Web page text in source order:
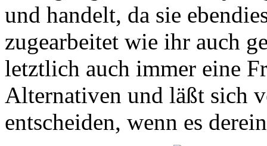
und handelt, da sie
zugearbeitet wie ihr auch
letztlich auch immer eine
Alternativen und läßt sich
entscheiden, wenn es